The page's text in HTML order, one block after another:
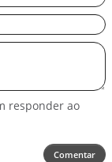
responder ao
Comentar